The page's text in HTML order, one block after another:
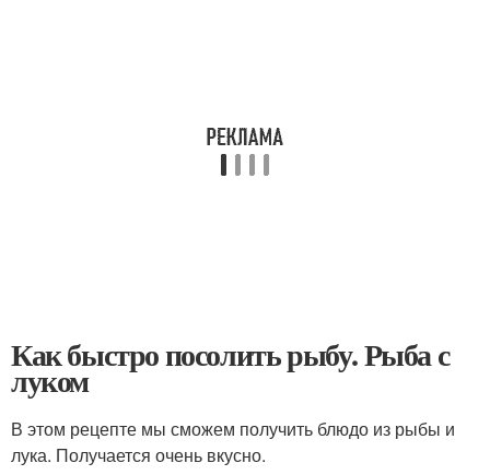
Как быстро посолить рыбу. Рыба с
луком
В этом рецепте мы сможем получить блюдо из рыбы и
лука. Получается очень вкусно.